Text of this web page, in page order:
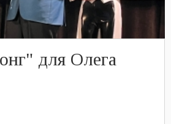
для Олега